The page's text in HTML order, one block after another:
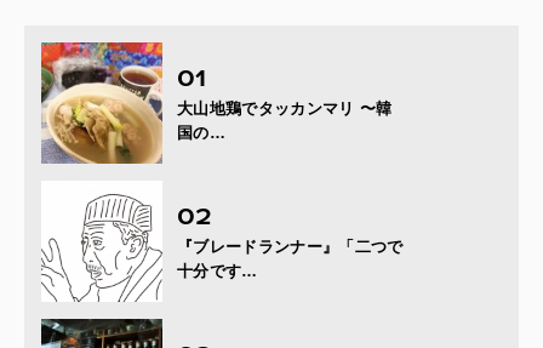
大山地鶏でタッカンマリ 〜韓
国の…
『ブレードランナー』「二つで
十分です…